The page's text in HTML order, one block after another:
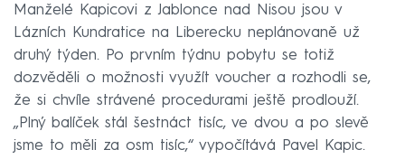
Manželé Kapicovi z Jablonce nad Nisou jsou v
Lázních Kundratice na Liberecku neplánovaně už
druhý týden. Po prvním týdnu pobytu se totiž
dozvěděli o možnosti využít voucher a rozhodli se,
že si chvíle strávené procedurami ještě prodlouží.
„Plný balíček stál šestnáct tisíc, ve dvou a po slevě
jsme to měli za osm tisíc,“ vypočítává Pavel Kapic.